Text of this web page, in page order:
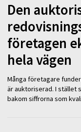
Den
företagen
hela vägen
Många företagare
är auktoriserad. I stället
bakom siffrorna som